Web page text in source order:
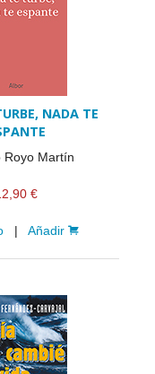
NADA TE
Royo Martín
€
| Añadir